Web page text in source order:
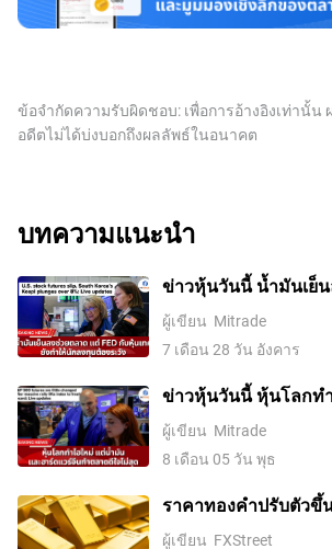
ข้อจำกัดความรับผิดชอบ: เพื่อการอ้างอิงเท่านั้น
อดีตไม่ได้บ่งบอกถึงผลลัพธ์ในอนาคต
บทความแนะนำ
ข่าวหุ้นวันนี้ น้ำมันเย็
Fed กับหุ้นเทคยังทำใ
ผู้เขียน Mitrade
7 เดือน 28 วัน อังคาร
ข่าวหุ้นวันนี้ หุ้นโลกท
ฮาร์ดแวร์จีนทำตลาดดี
ผู้เขียน Mitrade
8 เดือน 05 วัน พุธ
ราคาทองคําปรับตัวขึ้
รอบสองสัปดาห์ ขณะที่
ผู้เขียน FXStreet